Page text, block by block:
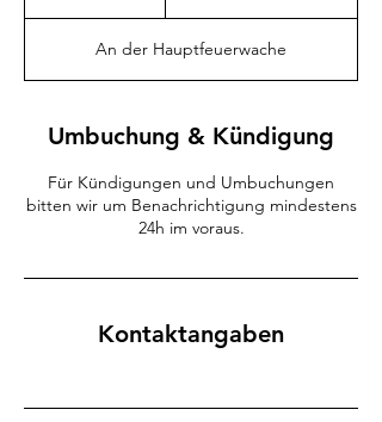
d
An der Hauptfeuerwache
Umbuchung & Kündigung
Für Kündigungen und Umbuchungen
bitten wir um Benachrichtigung mindestens
24h im voraus.
Kontaktangaben